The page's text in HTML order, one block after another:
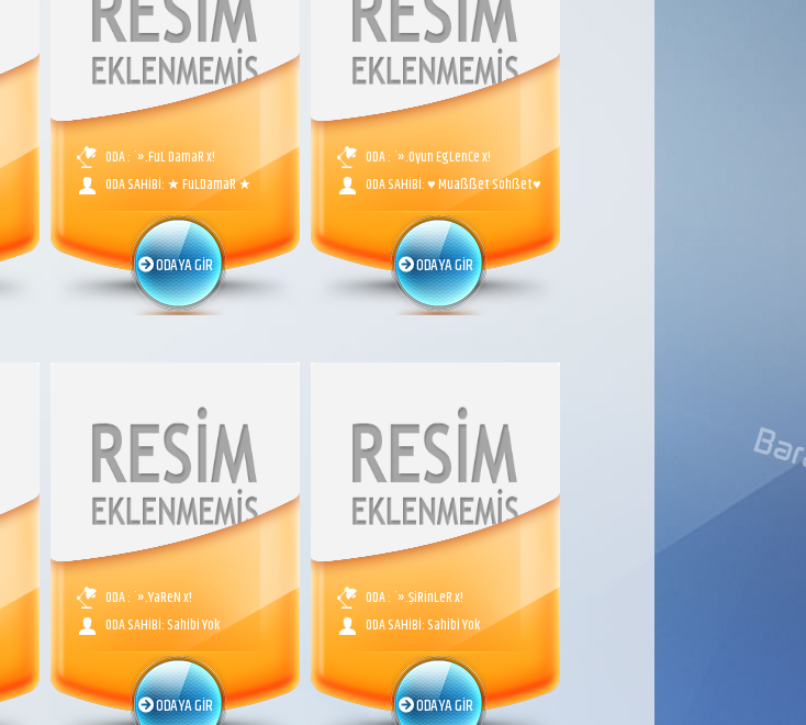
ODA : `».FuL DamaR x!
ODA SAHİBİ: ★ FuLDamaR ★
ODAYA GİR
ODA : `».Oyun EgLenCe x!
ODA SAHİBİ: ♥ Muaßßet Sohßet♥
ODAYA GİR
ODA : `».YaReN x!
ODA SAHİBİ: Sahibi Yok
ODAYA GİR
ODA : `».ŞiRinLeR x!
ODA SAHİBİ: Sahibi Yok
ODAYA GİR